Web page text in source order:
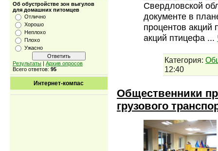
Об обустройстве зон выгулов
для домашних питомцев
Отлично
Хорошо
Неплохо
Плохо
Ужасно
Результаты | Архив опросов
Всего ответов: 95
Интернет-компас
Свердловской
документе в
процентов акций
акций птицефа ...
Категория:
12:40
Общественники
грузового